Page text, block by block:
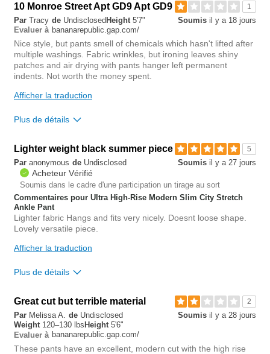
Waist
loose
Hips/Rear
loose
Length purchased
petite
Est-ce que cet avis est
0
1
10 Monroe Street Apt GD9 Apt GD9
Soumis il y a 18 jours
Par Tracy de Undisclosed Height 5'7"
Evaluer à bananarepublic.gap.com/
Nice style, but pants smell of chemicals which hasn't lifted after
multiple washings. Fabric wrinkles, but ironing leaves shiny
patches and air drying with pants hanger left permanent
indents. Not worth the money spent.
Afficher la traduction
Plus de détails
Hips/Rear
loose
Overall size
Length purchased
regular
Est-ce que cet avis est
utile?
Signaler un
5
Lighter weight black summer piece
Soumis il y a 27 jours
Par anonymous de Undisclosed
Acheteur Vérifié
Soumis dans le cadre d'une participation un tirage au sort
Commentaires pour Ultra High-Rise Modern Slim City Stretch
Ankle Pant
Lighter fabric Hangs and fits very nicely. Doesnt loose shape.
Lovely versatile piece.
Afficher la traduction
Plus de détails
Continuer les achats Oui, je recommande ce produit
Est-ce que cet avis est
utile?
0
2
Great cut but terrible material
Soumis il y a 28 jours
Par Melissa A. de Undisclosed
Weight 120–130 lbs Height 5'6"
Evaluer à bananarepublic.gap.com/
These pants have an excellent, modern cut with the high rise